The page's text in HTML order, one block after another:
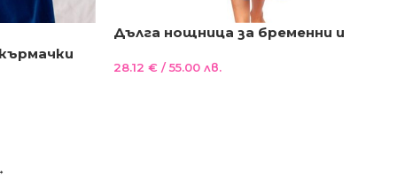
Дълга нощница за бременни и
28.12 €/ 55.00 лв.